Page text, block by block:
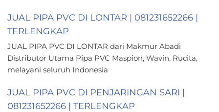
JUAL PIPA PVC DI LONTAR | 081231652266 |
TERLENGKAP
JUAL PIPA PVC DI LONTAR dari Makmur Abadi
Distributor Utama Pipa PVC Maspion, Wavin, Rucita,
melayani seluruh Indonesia
JUAL PIPA PVC DI PENJARINGAN SARI |
081231652266 | TERLENGKAP